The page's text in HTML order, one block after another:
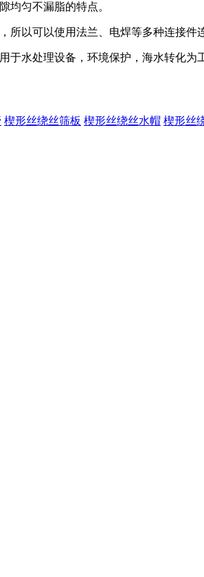
均匀不漏脂的特点。
以可以使用法兰、电焊等多种连接件
于水处理设备，环境保护，海水转化
楔形丝绕丝筛板 楔形丝绕丝水帽 楔形丝